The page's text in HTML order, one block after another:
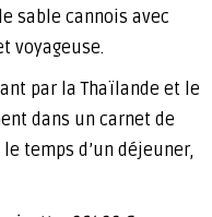
sable cannois avec
voyageuse.
par la Thaïlande et le
dans un carnet de
temps d’un déjeuner,